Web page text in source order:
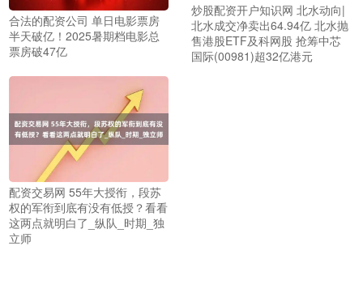
合法的配资公司 单日电影票房
半天破亿！2025暑期档电影总
票房破47亿
炒股配资开户知识网 北水动向|
北水成交净卖出64.94亿 北水抛
售港股ETF及科网股 抢筹中芯
国际(00981)超32亿港元
配资交易网 55年大授衔，段苏
权的军衔到底有没有低授？看看
这两点就明白了_纵队_时期_独
立师